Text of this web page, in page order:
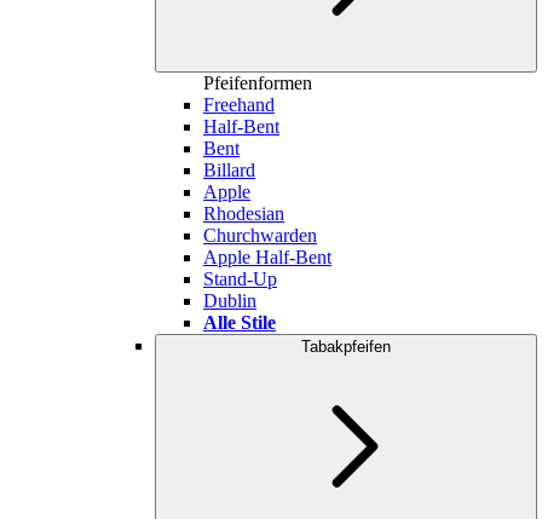
Pfeifenformen
Freehand
Half-Bent
Bent
Billard
Apple
Rhodesian
Churchwarden
Apple Half-Bent
Stand-Up
Dublin
Alle Stile
Tabakpfeifen